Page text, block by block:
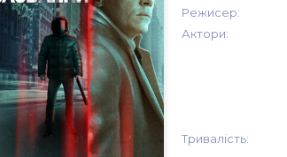
Режисер:
Актори:
Тривалість: